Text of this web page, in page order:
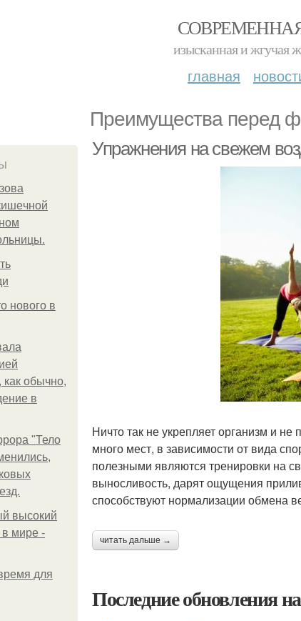
изысканная и жгучая
главная
Преимущества перед
нового в
обычно,
в
"Тело
высокий
в мире -
для
Упражнения на свежем
Ничто так не укрепляет организм и
много мест, в зависимости от вида
полезными являются тренировки на
выносливость, дарят ощущения
способствуют нормализации обмена
читать дальше →
Последние обновления